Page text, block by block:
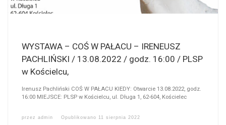
WYSTAWA – COŚ W PAŁACU – IRENEUSZ
PACHLIŃSKI / 13.08.2022 / godz. 16:00 / PLSP
w Kościelcu,
Irenusz Pachliński COŚ W PAŁACU KIEDY: Otwarcie 13.08.2022, godz.
16:00 MIEJSCE: PLSP w Kościelcu, ul. Długa 1, 62-604, Kościelec
przezadmin Opublikowano 11 sierpnia 2022